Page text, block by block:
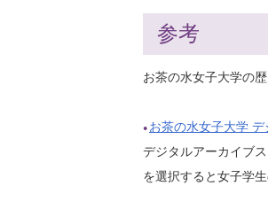
参考
お茶の水女子大学の
お茶の水女子大学
デジタルアーカイブ
を選択すると女子学